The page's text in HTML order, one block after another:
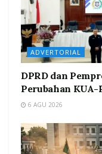
ADVERTORIAL
DPRD dan
Perubahan KUA-
6 AGU 2026